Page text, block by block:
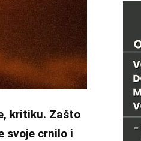
kritiku. Zašto
svoje crnilo i